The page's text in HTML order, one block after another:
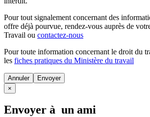
Pour tout signalement concernant des
offre déjà pourvue, rendez-vous auprès de
Travail ou contactez-nous
Pour toute information concernant le droit du
les fiches pratiques du Ministère du travail
Annuler
×
Envoyer à un ami